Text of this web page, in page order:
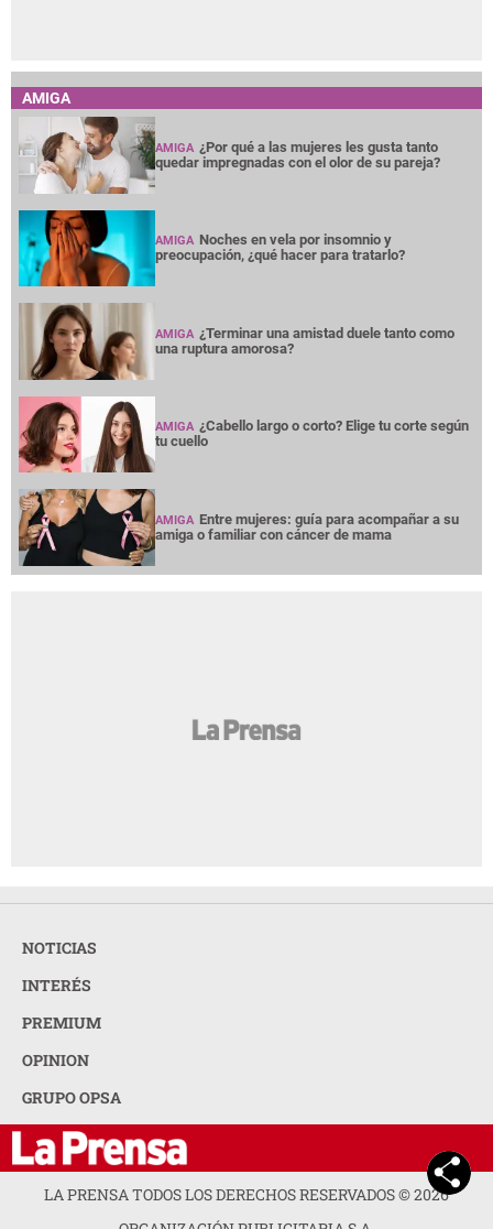
AMIGA
AMIGA ¿Por qué a las mujeres les gusta tanto
quedar impregnadas con el olor de su pareja?
AMIGA Noches en vela por insomnio y
preocupación, ¿qué hacer para tratarlo?
AMIGA ¿Terminar una amistad duele tanto como
una ruptura amorosa?
AMIGA ¿Cabello largo o corto? Elige tu corte según
tu cuello
AMIGA Entre mujeres: guía para acompañar a su
amiga o familiar con cáncer de mama
NOTICIAS
INTERÉS
PREMIUM
OPINION
GRUPO OPSA
LA PRENSA TODOS LOS DERECHOS RESERVADOS ©2026